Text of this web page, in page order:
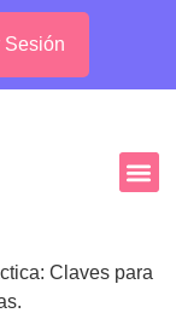
Sesión
Claves para